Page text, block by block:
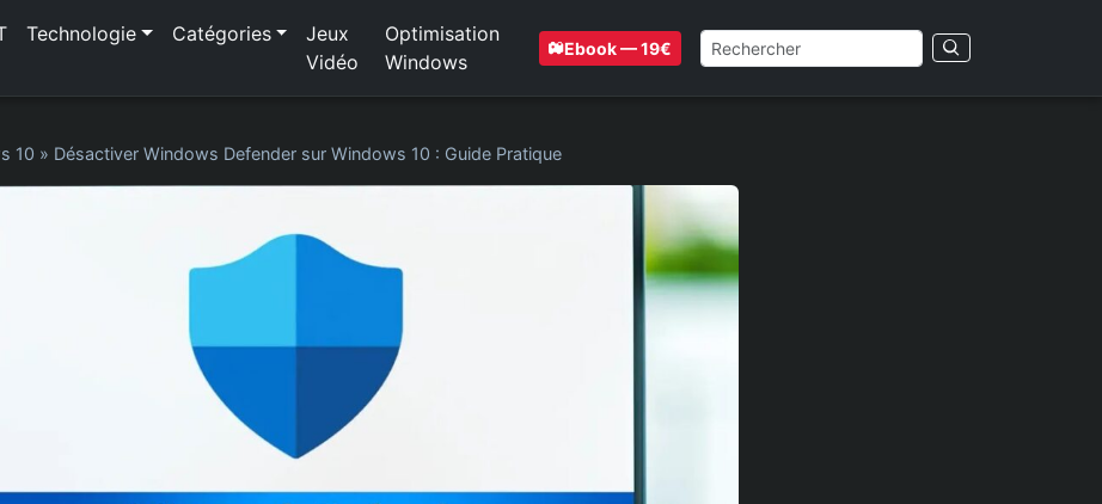
Technologie Catégories
Jeux
Vidéo
Optimisation
Windows
Ebook — 19€
10 » Désactiver Windows Defender sur Windows 10 : Guide Pratique